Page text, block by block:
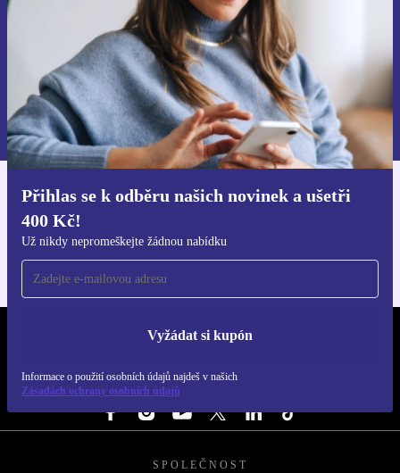
Přihlas se k odběru našich novinek a ušetři
400 Kč!
Už nikdy nepromeškejte žádnou nabídku
Vyžádat si kupón
Informace o použití osobních údajů najdeš v našich
Zásadách ochrany osobních údajů
Chci voucher
Informace o použití osobních údajů najdeš v našich
Zásadách ochrany osobních údajů.
Stáhni si aplikaci refurbed
REFURBED ČESKO - RETHINK NEW.
SLEDUJ NÁS
SPOLEČNOST